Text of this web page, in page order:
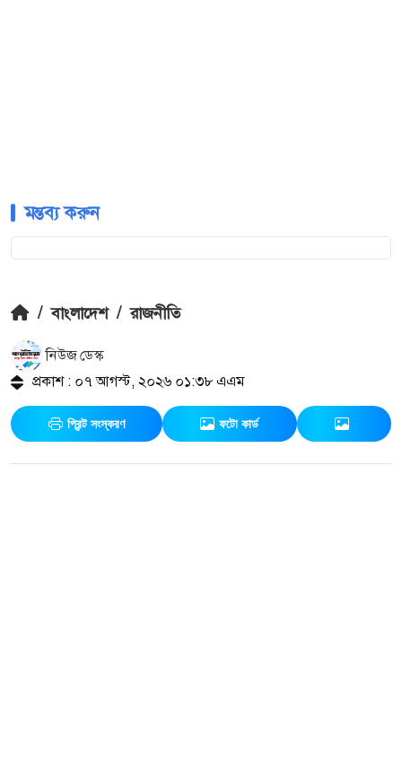
মন্তব্য করুন
/ বাংলাদেশ / রাজনীতি
নিউজ ডেস্ক
প্রকাশ : ০৭ আগস্ট, ২০২৬ ০১:৩৮ এএম
প্রিন্ট সংস্করণ ফটো কার্ড